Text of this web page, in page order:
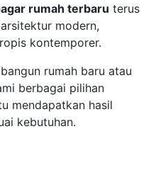
rumah terbaru terus
modern,
kontemporer.
rumah baru atau
berbagai pilihan
mendapatkan hasil
kebutuhan.